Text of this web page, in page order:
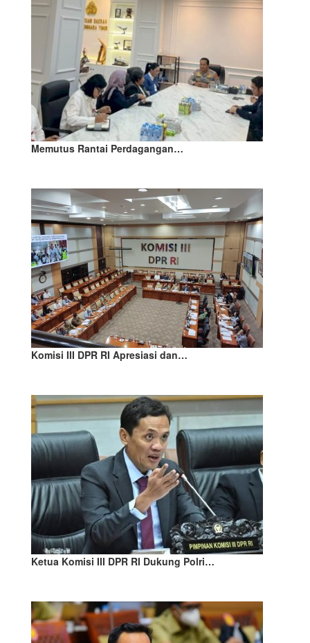
Memutus Rantai Perdagangan…
Komisi III DPR RI Apresiasi dan…
Ketua Komisi III DPR RI Dukung Polri…